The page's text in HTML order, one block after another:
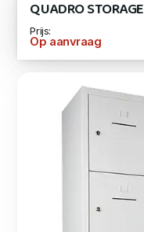
QUADRO STORAGE
Prijs:
Op aanvraag